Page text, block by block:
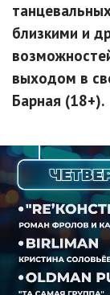
близкими и
выходом в
Барная (18+).